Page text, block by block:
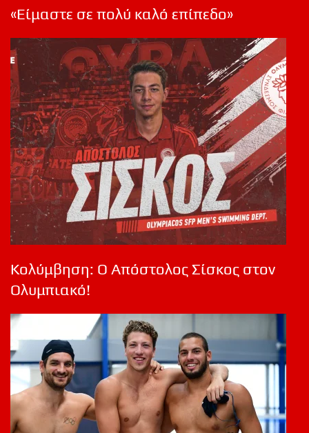
«Είμαστε σε πολύ καλό επίπεδο»
Κολύμβηση: Ο Απόστολος Σίσκος στον
Ολυμπιακό!